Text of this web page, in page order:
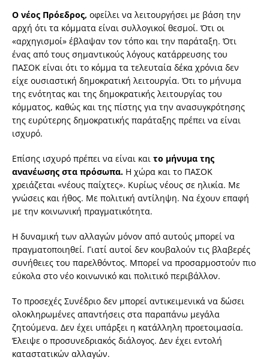
Ο νέος Πρόεδρος, οφείλει να λειτουργήσει με βάση την
αρχή ότι τα κόμματα είναι συλλογικοί θεσμοί. Ότι οι
«αρχηγισμοί» έβλαψαν τον τόπο και την παράταξη. Ότι
ένας από τους σημαντικούς λόγους κατάρρευσης του
ΠΑΣΟΚ είναι ότι το κόμμα τα τελευταία δέκα χρόνια δεν
είχε ουσιαστική δημοκρατική λειτουργία. Ότι το μήνυμα
της ενότητας και της δημοκρατικής λειτουργίας του
κόμματος, καθώς και της πίστης για την ανασυγκρότησης
της ευρύτερης δημοκρατικής παράταξης πρέπει να είναι
ισχυρό.
Επίσης ισχυρό πρέπει να είναι και το μήνυμα της
ανανέωσης στα πρόσωπα. Η χώρα και το ΠΑΣΟΚ
χρειάζεται «νέους παίχτες». Κυρίως νέους σε ηλικία. Με
γνώσεις και ήθος. Με πολιτική αντίληψη. Να έχουν επαφή
με την κοινωνική πραγματικότητα.
Η δυναμική των αλλαγών μόνον από αυτούς μπορεί να
πραγματοποιηθεί. Γιατί αυτοί δεν κουβαλούν τις βλαβερές
συνήθειες του παρελθόντος. Μπορεί να προσαρμοστούν πιο
εύκολα στο νέο κοινωνικό και πολιτικό περιβάλλον.
Το προσεχές Συνέδριο δεν μπορεί αντικειμενικά να δώσει
ολοκληρωμένες απαντήσεις στα παραπάνω μεγάλα
ζητούμενα. Δεν έχει υπάρξει η κατάλληλη προετοιμασία.
Έλειψε ο προσυνεδριακός διάλογος. Δεν έχει εντολή
καταστατικών αλλαγών.